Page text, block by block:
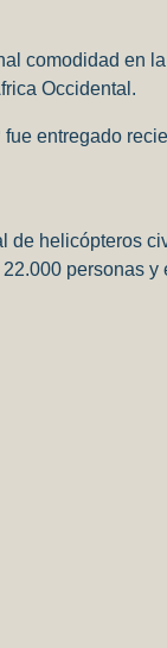
comodidad en
Occidental.
entregado
helicópteros
personas